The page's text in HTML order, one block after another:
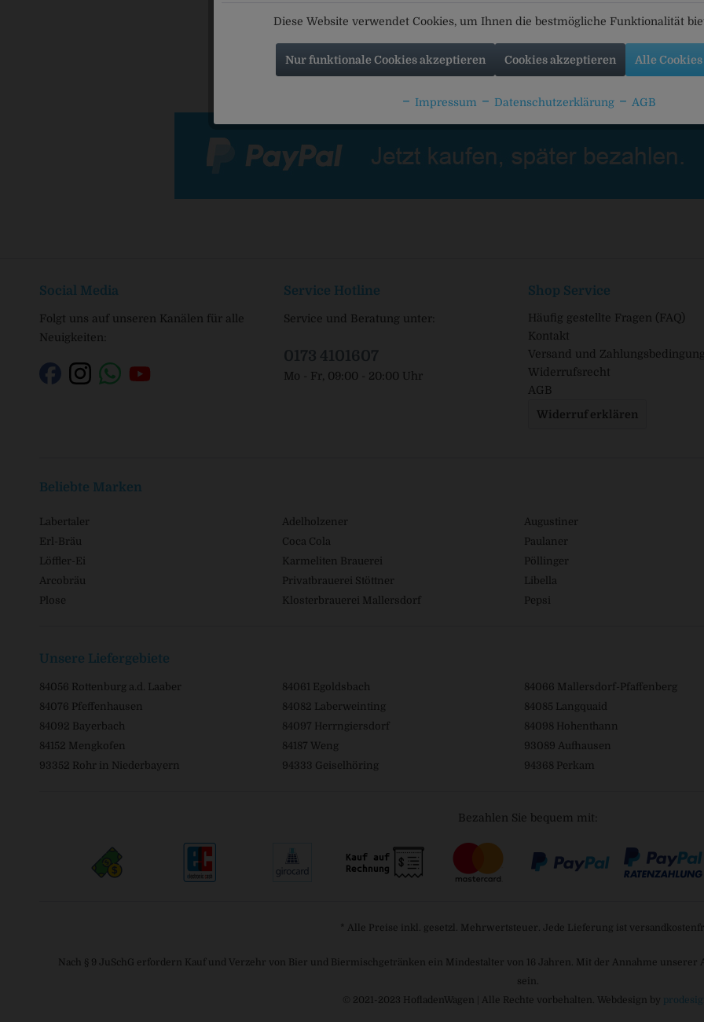
Social Media
Folgt uns auf unseren Kanälen für alle
Neuigkeiten:
Service Hotline
Service und Beratung unter:
0173 4101607
Mo - Fr, 09:00 - 20:00 Uhr
Shop Service
Häufig gestellte Fragen (FAQ)
Kontakt
Versand und
Widerrufsrecht
AGB
Widerruf erklären
Beliebte Marken
Labertaler Adelholzener Augustiner
Erl-Bräu
Coca Cola Paulaner
Löffler-Ei
Karmeliten Brauerei Pöllinger
Arcobräu
Privatbrauerei Stöttner Libella
Plose
Klosterbrauerei Mallersdorf Pepsi
Unsere Liefergebiete
84056 Rottenburg a.d. Laaber 84061 Egoldsbach 84066 Mallersdorf-Pfaffenberg
84076 Pfeffenhausen
84082 Laberweinting 84085 Langquaid
84092 Bayerbach
84097 Herrngiersdorf 84098 Hohenthann
84152 Mengkofen
84187 Weng 93089 Aufhausen
93352 Rohr in Niederbayern
94333 Geiselhöring 94368 Perkam
Bezahlen Sie bequem mit:
* Alle Preise inkl. gesetzl. Mehrwertsteuer. Jede Lieferung ist
Nach § 9 JuSchG erfordern Kauf und Verzehr von Bier und Biermischgetränken ein Mindestalter von 16 Jahren. Mit der Annahme unserer
sein.
© 2021-2023 HofladenWagen | Alle Rechte vorbehalten. Webdesign by
Diese Website verwendet Cookies, um Ihnen die bestmögliche Funktionalität
Nur funktionale Cookies akzeptieren Cookies akzeptieren Alle
Impressum Datenschutzerklärung AGB